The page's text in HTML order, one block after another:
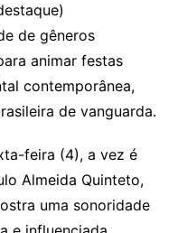
de gêneros
animar festas
contemporânea,
de vanguarda.
feira (4), a vez é
Almeida Quinteto,
uma sonoridade